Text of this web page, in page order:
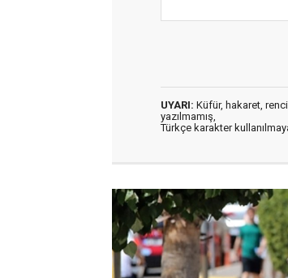
UYARI: Küfür, hakaret,
yazılmamış,
Türkçe karakter